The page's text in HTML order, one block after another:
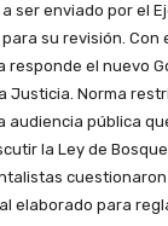
ser enviado por el
su revisión. Con
responde el nuevo
Justicia. Norma
audiencia pública
la Ley de
elaborado para